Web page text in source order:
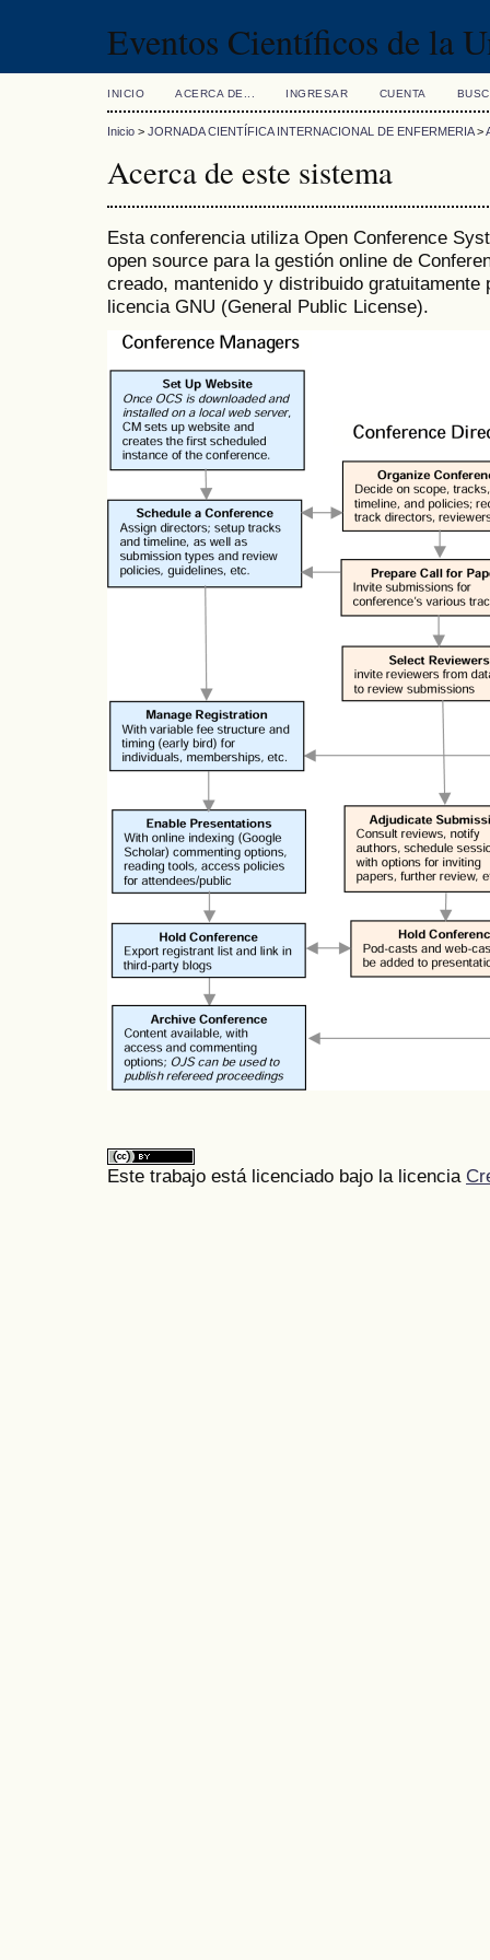
Eventos Científicos de la
INICIO ACERCA DE... INGRESAR CUENTA
Inicio > JORNADA CIENTÍFICA INTERNACIONAL DE ENFERMERIA>
Acerca de este sistema
Esta conferencia utiliza Open Conference
open source para la gestión online de
creado, mantenido y distribuido gratuitamente
licencia GNU (General Public License).
Este trabajo está licenciado bajo la licencia